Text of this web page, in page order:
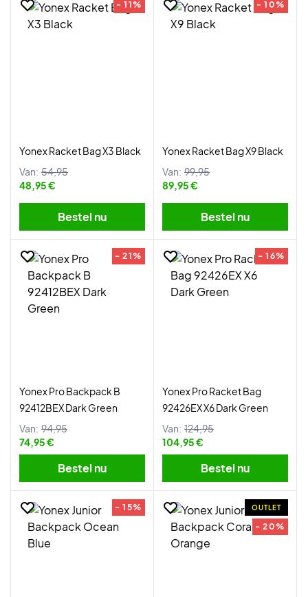
- 11%
Yonex Racket Bag X3 Black
Van: 54,95
48,95 €
Bestel nu
- 10%
Yonex Racket Bag X9 Black
Van: 99,95
89,95 €
Bestel nu
- 21%
Yonex Pro Backpack B
92412BEX Dark Green
Van: 94,95
74,95 €
Bestel nu
- 16%
Yonex Pro Racket Bag
92426EX X6 Dark Green
Van: 124,95
104,95 €
Bestel nu
- 15% OUTLET
- 20%